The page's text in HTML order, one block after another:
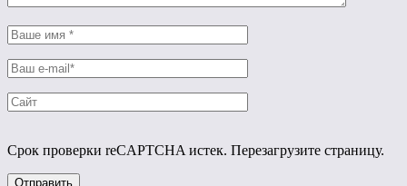
Срок проверки reCAPTCHA истек. Перезагрузите страницу.